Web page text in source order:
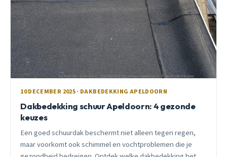
10 DECEMBER 2025 · DAKBEDEKKING APELDOORN
Dakbedekking schuur Apeldoorn: 4 gezonde
keuzes
Een goed schuurdak beschermt niet alleen tegen regen,
maar voorkomt ook schimmel en vochtproblemen die je